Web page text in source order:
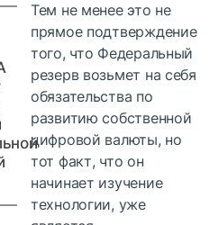
Тем не менее это не
прямое подтверждение
того, что Федеральный
резерв возьмет на себя
обязательства по
развитию собственной
цифровой валюты, но
тот факт, что он
начинает изучение
технологии, уже